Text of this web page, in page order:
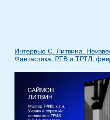
Интервью С. Литвина.
Фантастика, РТВ и ТРТЛ,